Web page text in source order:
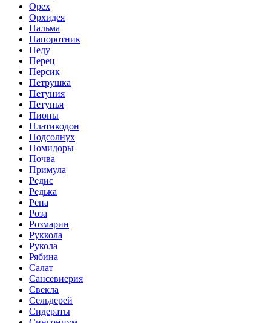
Орех
Орхидея
Пальма
Папоротник
Педу
Перец
Персик
Петрушка
Петуния
Петунья
Пионы
Платикодон
Подсолнух
Помидоры
Почва
Примула
Редис
Редька
Репа
Роза
Розмарин
Руккола
Рукола
Рябина
Салат
Сансевиерия
Свекла
Сельдерей
Сидераты